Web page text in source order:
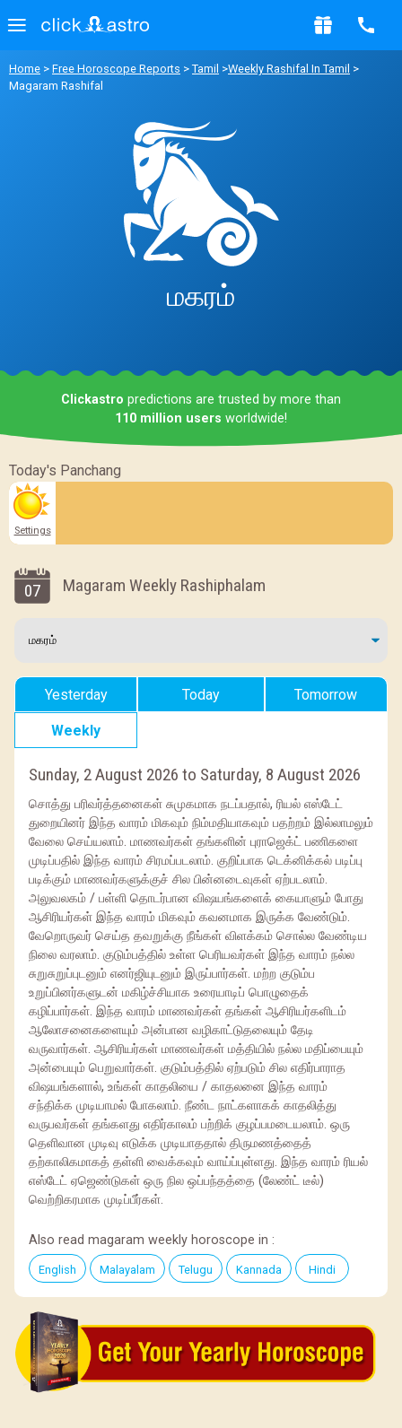
Home > Free Horoscope Reports > Tamil >Weekly Rashifal In Tamil >
Magaram Rashifal
மகரம்
Clickastro predictions are trusted by more than
110 million users worldwide!
Today's Panchang
Settings
07 Magaram Weekly Rashiphalam
Yesterday Today Tomorrow
Weekly
Sunday, 2 August 2026 to Saturday, 8 August 2026
சொத்து பரிவர்த்தனைகள் சுமுகமாக நடப்பதால், ரியல் எஸ்டேட்
துறையினர் இந்த வாரம் மிகவும் நிம்மதியாகவும் பதற்றம் இல்லாமலும்
வேலை செய்யலாம். மாணவர்கள் தங்களின் புராஜெக்ட் பணிகளை
முடிப்பதில் இந்த வாரம் சிரமப்படலாம். குறிப்பாக டெக்னிக்கல் படிப்பு
படிக்கும் மாணவர்களுக்குச் சில பின்னடைவுகள் ஏற்படலாம்.
அலுவலகம் / பள்ளி தொடர்பான விஷயங்களைக் கையாளும் போது
ஆசிரியர்கள் இந்த வாரம் மிகவும் கவனமாக இருக்க வேண்டும்.
வேறொருவர் செய்த தவறுக்கு நீங்கள் விளக்கம் சொல்ல வேண்டிய
நிலை வரலாம். குடும்பத்தில் உள்ள பெரியவர்கள் இந்த வாரம் நல்ல
சுறுசுறுப்புடனும் எனர்ஜியுடனும் இருப்பார்கள். மற்ற குடும்ப
உறுப்பினர்களுடன் மகிழ்ச்சியாக உரையாடிப் பொழுதைக்
கழிப்பார்கள். இந்த வாரம் மாணவர்கள் தங்கள் ஆசிரியர்களிடம்
ஆலோசனைகளையும் அன்பான வழிகாட்டுதலையும் தேடி
வருவார்கள். ஆசிரியர்கள் மாணவர்கள் மத்தியில் நல்ல மதிப்பையும்
அன்பையும் பெறுவார்கள். குடும்பத்தில் ஏற்படும் சில எதிர்பாராத
விஷயங்களால், உங்கள் காதலியை / காதலனை இந்த வாரம்
சந்திக்க முடியாமல் போகலாம். நீண்ட நாட்களாகக் காதலித்து
வருபவர்கள் தங்களது எதிர்காலம் பற்றிக் குழப்பமடையலாம். ஒரு
தெளிவான முடிவு எடுக்க முடியாததால் திருமணத்தைத்
தற்காலிகமாகத் தள்ளி வைக்கவும் வாய்ப்புள்ளது. இந்த வாரம் ரியல்
எஸ்டேட் ஏஜெண்டுகள் ஒரு நில ஒப்பந்தத்தை (லேண்ட் டீல்)
வெற்றிகரமாக முடிப்பீர்கள்.
Also read magaram weekly horoscope in :
English Malayalam Telugu Kannada Hindi